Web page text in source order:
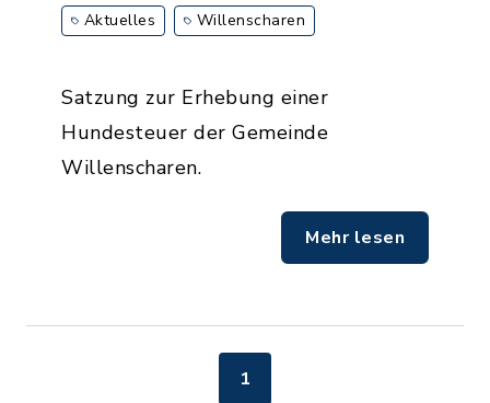
Aktuelles Willenscharen
Satzung zur Erhebung einer
Hundesteuer der Gemeinde
Willenscharen.
Mehr lesen
1